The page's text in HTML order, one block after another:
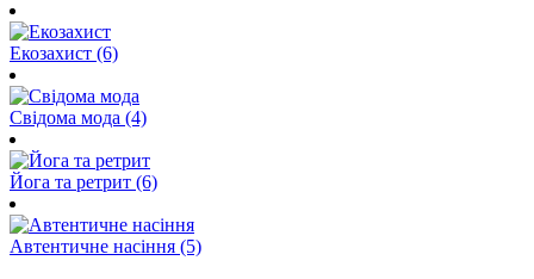
Екозахист (6)
Свідома мода (4)
Йога та ретрит (6)
Автентичне насіння (5)